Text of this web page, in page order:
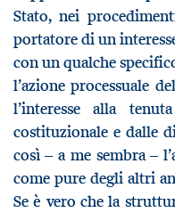
Stato, nei
portatore di un
con un qualche
l’azione processuale
l’interesse alla
costituzionale e dalle
così – a me sembra –
come pure degli altri
Se è vero che la